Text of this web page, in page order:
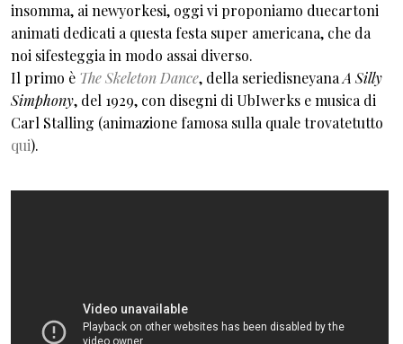
insomma, ai newyorkesi, oggi vi proponiamo duecartoni
animati dedicati a questa festa super americana, che da
noi sifesteggia in modo assai diverso.
Il primo è The Skeleton Dance, della seriedisneyana A Silly
Simphony, del 1929, con disegni di UbIwerks e musica di
Carl Stalling (animazione famosa sulla quale trovatetutto
qui).